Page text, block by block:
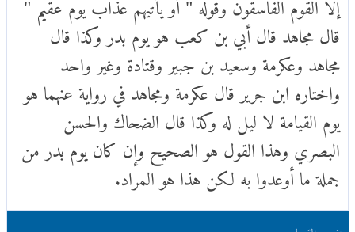
قال مجاهد قال أبي بن كعب هو يوم بدر وكذا قال
مجاهد وعكرمة وسعيد بن جبير وقتادة وغير واحد
واختاره ابن جرير قال عكرمة ومجاهد في رواية عنهما هو
يوم القيامة لا ليل له وكذا قال الضحاك والحسن
البصري وهذا القول هو الصحيح وإن كان يوم بدر من
جملة ما أوعدوا به لكن هذا هو المراد.